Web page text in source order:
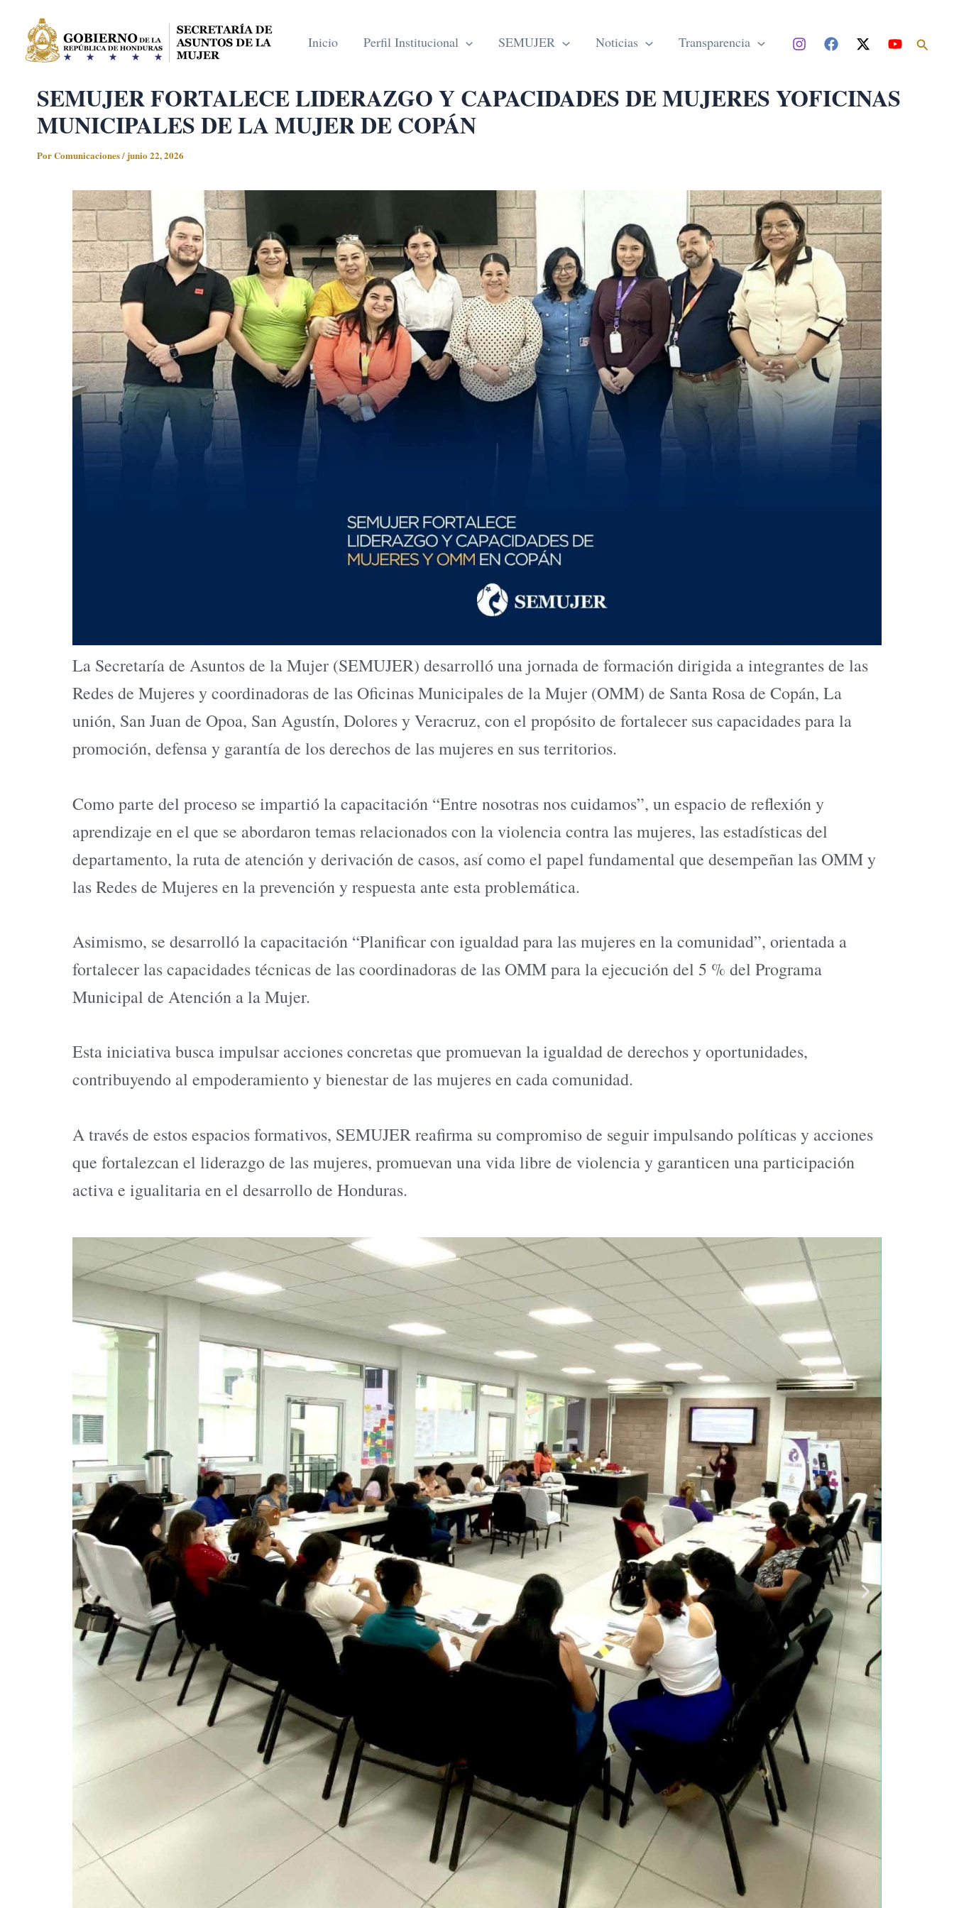
contenido
Inicio Perfil Institucional SEMUJER Noticias Transparencia Buscar
SEMUJER FORTALECE LIDERAZGO Y CAPACIDADES DE MUJERES YOFICINAS
MUNICIPALES DE LA MUJER DE COPÁN
PorComunicaciones/ junio 22, 2026
La Secretaría de Asuntos de la Mujer (SEMUJER) desarrolló una jornada de formación dirigida a integrantes de las
Redes de Mujeres y coordinadoras de las Oficinas Municipales de la Mujer (OMM) de Santa Rosa de Copán, La
unión, San Juan de Opoa, San Agustín, Dolores y Veracruz, con el propósito de fortalecer sus capacidades para la
promoción, defensa y garantía de los derechos de las mujeres en sus territorios.
Como parte del proceso se impartió la capacitación “Entre nosotras nos cuidamos”, un espacio de reflexión y
aprendizaje en el que se abordaron temas relacionados con la violencia contra las mujeres, las estadísticas del
departamento, la ruta de atención y derivación de casos, así como el papel fundamental que desempeñan las OMM y
las Redes de Mujeres en la prevención y respuesta ante esta problemática.
Asimismo, se desarrolló la capacitación “Planificar con igualdad para las mujeres en la comunidad”, orientada a
fortalecer las capacidades técnicas de las coordinadoras de las OMM para la ejecución del 5 % del Programa
Municipal de Atención a la Mujer.
Esta iniciativa busca impulsar acciones concretas que promuevan la igualdad de derechos y oportunidades,
contribuyendo al empoderamiento y bienestar de las mujeres en cada comunidad.
A través de estos espacios formativos, SEMUJER reafirma su compromiso de seguir impulsando políticas y acciones
que fortalezcan el liderazgo de las mujeres, promuevan una vida libre de violencia y garanticen una participación
activa e igualitaria en el desarrollo de Honduras.